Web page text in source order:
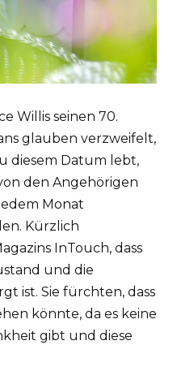
Willis seinen 70.
glauben verzweifelt,
diesem Datum lebt,
den Angehörigen
Monat
Kürzlich
InTouch, dass
und die
ist. Sie fürchten, dass
könnte, da es keine
gibt und diese